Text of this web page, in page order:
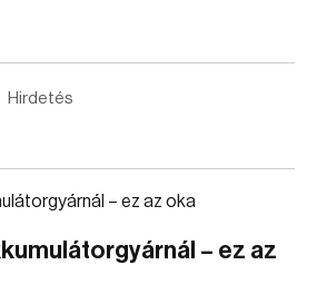
Hirdetés
– ez az